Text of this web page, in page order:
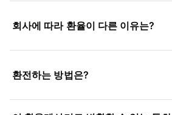
회사에 따라 환율이 다른 이유는?
환전하는 방법은?